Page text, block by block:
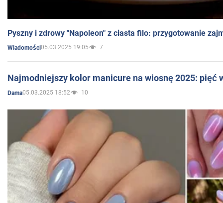
Pyszny i zdrowy "Napoleon" z ciasta filo: przygotowanie
Wiadomości05.03.2025 19:05 7
Najmodniejszy kolor manicure na wiosnę 2025: pięć
Dama05.03.2025 18:52 10